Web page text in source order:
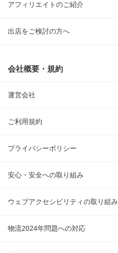
アフィリエイトのご紹介
出店をご検討の方へ
会社概要・規約
運営会社
ご利用規約
プライバシーポリシー
安心・安全への取り組み
ウェブアクセシビリティの取り組み
物流2024年問題への対応